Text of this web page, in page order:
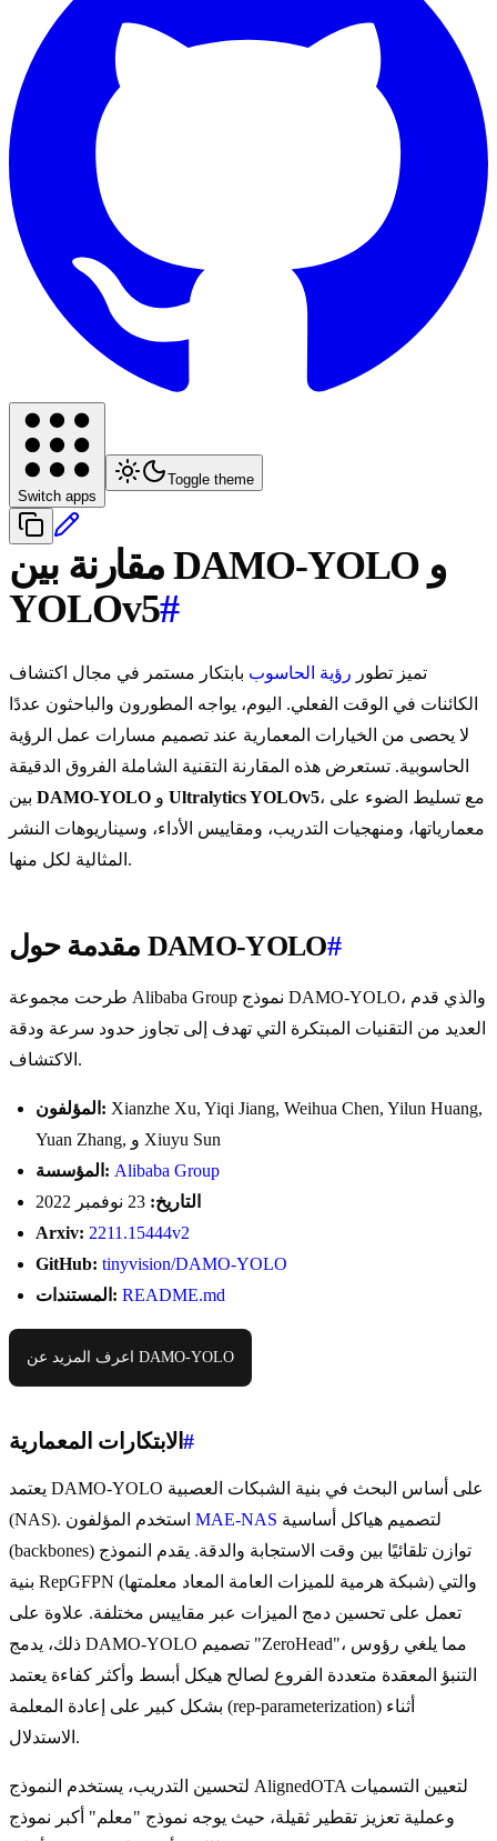
Switch apps
Toggle theme
مقارنة بين DAMO-YOLO و
YOLOv5#
تميز تطور رؤية الحاسوب بابتكار مستمر في مجال اكتشاف
الكائنات في الوقت الفعلي. اليوم، يواجه المطورون والباحثون عددًا
لا يحصى من الخيارات المعمارية عند تصميم مسارات عمل الرؤية
الحاسوبية. تستعرض هذه المقارنة التقنية الشاملة الفروق الدقيقة
DAMO-YOLO Ultralytics YOLOv5، مع تسليط الضوء على
معمارياتها، ومنهجيات التدريب، ومقاييس الأداء، وسيناريوهات النشر
المثالية لكل منها.
مقدمة حول DAMO-YOLO#
طرحت مجموعة Alibaba Group نموذج DAMO-YOLO، والذي قدم
العديد من التقنيات المبتكرة التي تهدف إلى تجاوز حدود سرعة ودقة
الاكتشاف.
المؤلفون: Xianzhe Xu, Yiqi Jiang, Weihua Chen, Yilun Huang,
Yuan Zhang, و Xiuyu Sun
المؤسسة: Alibaba Group
التاريخ:
Arxiv: 2211.15444v2
GitHub: tinyvision/DAMO-YOLO
المستندات: README.md
اعرف المزيد عن DAMO-YOLO
الابتكارات المعمارية#
يعتمد DAMO-YOLO على أساس البحث في بنية الشبكات العصبية
MAE-NAS
(backbones) توازن تلقائيًا بين وقت الاستجابة والدقة. يقدم النموذج
بنية RepGFPN (شبكة هرمية للميزات العامة المعاد معلمتها) والتي
تعمل على تحسين دمج الميزات عبر مقاييس مختلفة. علاوة على
ذلك، يدمج DAMO-YOLO تصميم "ZeroHead"، مما يلغي رؤوس
التنبؤ المعقدة متعددة الفروع لصالح هيكل أبسط وأكثر كفاءة يعتمد
بشكل كبير على إعادة المعلمة (rep-parameterization) أثناء
الاستدلال.
لتحسين التدريب، يستخدم النموذج AlignedOTA لتعيين التسميات
وعملية تعزيز تقطير ثقيلة، حيث يوجه نموذج "معلم" أكبر نموذج